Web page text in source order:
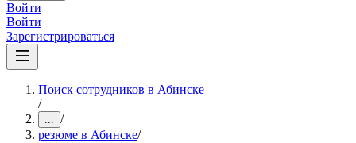
Войти
Войти
Зарегистрироваться
Поиск сотрудников в Абинске
/
... /
резюме в Абинске/